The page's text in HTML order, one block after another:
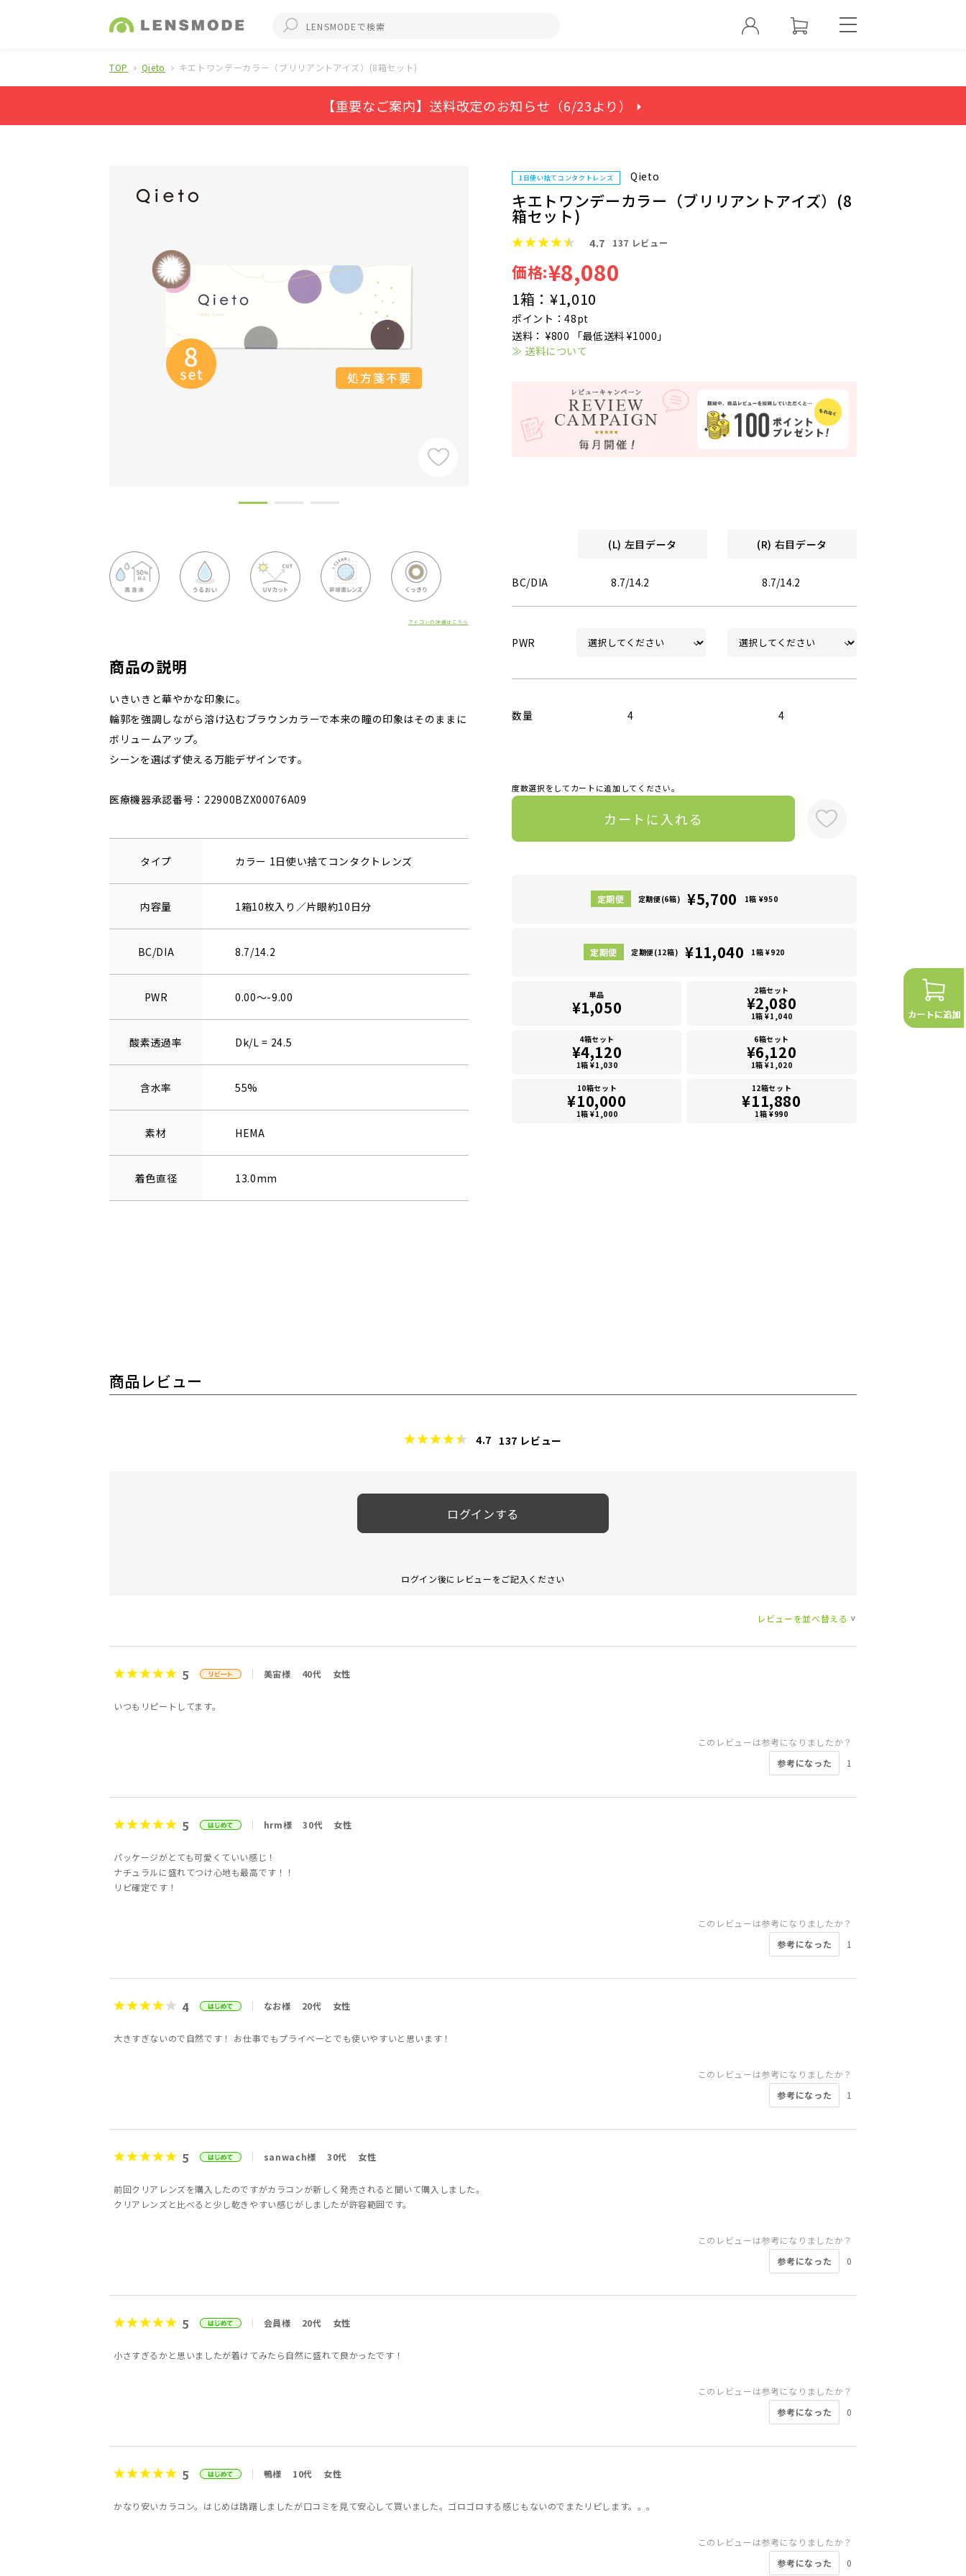
TOP Qieto キエトワンデーカラー（ブリリアントアイズ）(8箱セット)
【重要なご案内】送料改定のお知らせ（6/23より） ⏵
アイコンの詳細はこちら
商品の説明
いきいきと華やかな印象に。
輪郭を強調しながら溶け込むブラウンカラーで本来の瞳の印象はそのままに
ボリュームアップ。
シーンを選ばず使える万能デザインです。
医療機器承認番号：22900BZX00076A09
タイプ カラー 1日使い捨てコンタクトレンズ
内容量 1箱10枚入り／片眼約10日分
BC/DIA 8.7/14.2
PWR 0.00～-9.00
酸素透過率 Dk/L = 24.5
含水率 55%
素材 HEMA
着色直径 13.0mm
1日使い捨てコンタクトレンズ Qieto
キエトワンデーカラー（ブリリアントアイズ）(8
箱セット)
4.7 137 レビュー
価格:¥8,080
1箱： ¥1,010
ポイント：48pt
送料： ¥800 「最低送料 ¥1000」
≫ 送料について
(L) 左目データ (R) 右目データ
BC/DIA 8.7/14.2 8.7/14.2
PWR
数量 4 4
度数選択をしてカートに追加してください。
カートに入れる
定期便(6箱) ¥5,700 1箱 ¥950
定期便(12箱) ¥11,040 1箱 ¥920
単品
¥1,050
2箱セット
¥2,080
1箱 ¥1,040
4箱セット
¥4,120
1箱 ¥1,030
6箱セット
¥6,120
1箱 ¥1,020
10箱セット
¥10,000
1箱 ¥1,000
12箱セット
¥11,880
1箱 ¥990
商品レビュー
4.7 137 レビュー
ログインする
ログイン後にレビューをご記入ください
レビューを並べ替える >
5 美宙様 40代 女性
いつもリピートしてます。
このレビューは参考になりましたか？
参考になった
1
5 hrm様 30代 女性
パッケージがとても可愛くていい感じ！
ナチュラルに盛れてつけ心地も最高です！！
リピ確定です！
このレビューは参考になりましたか？
参考になった
1
4 なお様 20代 女性
大きすぎないので自然です！ お仕事でもプライべーとでも使いやすいと思います！
このレビューは参考になりましたか？
参考になった
1
5 sanwach様 30代 女性
前回クリアレンズを購入したのですがカラコンが新しく発売されると聞いて購入しました。
クリアレンズと比べると少し乾きやすい感じがしましたが許容範囲です。
このレビューは参考になりましたか？
参考になった
0
5 会員様 20代 女性
小さすぎるかと思いましたが着けてみたら自然に盛れて良かったです！
このレビューは参考になりましたか？
参考になった
0
5 鴨様 10代 女性
かなり安いカラコン。はじめは躊躇しましたが口コミを見て安心して買いました。ゴロゴロする感じもないのでまたリピします。。。
このレビューは参考になりましたか？
参考になった
0